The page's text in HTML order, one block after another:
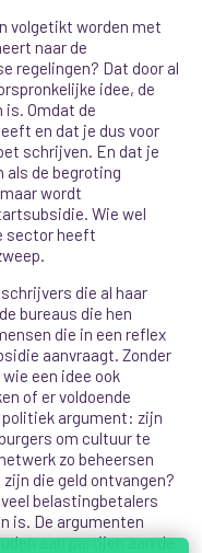
volgetikt worden met
naar de
regelingen? Dat door al
idee, de
Omdat de
en dat je dus voor
schrijven. En dat je
als de begroting
wordt
Wie wel
sector heeft
die al haar
bureaus die hen
die in een reflex
aanvraagt. Zonder
een idee ook
of er voldoende
politiek argument: zijn
om cultuur te
zo beheersen
die geld ontvangen?
belastingbetalers
is. De argumenten
aan partijen aan de